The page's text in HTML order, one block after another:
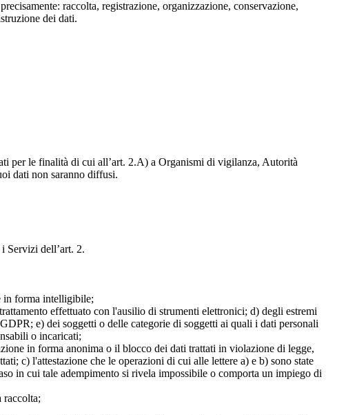
raccolta, registrazione, organizzazione, conservazione,
dei dati.
per le finalità di cui all’art. 2.A) a Organismi di vigilanza, Autorità
dati non saranno diffusi.
Servizi dell’art. 2.
in forma intelligibile;
effettuato con l'ausilio di strumenti elettronici; d) degli estremi
e) dei soggetti o delle categorie di soggetti ai quali i dati personali
o incaricati;
in forma anonima o il blocco dei dati trattati in violazione di legge,
c) l'attestazione che le operazioni di cui alle lettere a) e b) sono state
in cui tale adempimento si rivela impossibile o comporta un impiego di
raccolta;